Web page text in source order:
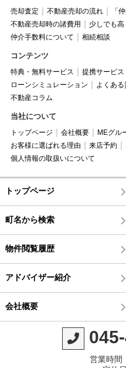
売却査定 不動産売却の流れ
「
不動産売却時の諸費用
少しでも高
仲介手数料について
相続相談
コンテンツ
特典・無料サービス 提携サービス
ローンシミュレーション
よくある
不動産コラム
当社について
トップページ 会社概要 MEグル
お客様に選ばれる理由
来店予約
個人情報の取扱いについて
トップページ
町名から検索
物件閲覧履歴
アドバイザー紹介
会社概要
営業時間